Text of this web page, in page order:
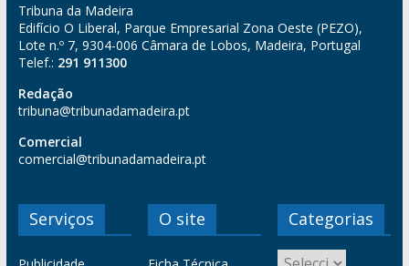
Tribuna da Madeira
Edifício O Liberal, Parque Empresarial Zona Oeste (PEZO),
Lote n.º 7, 9304-006 Câmara de Lobos, Madeira, Portugal
Telef.: 291 911300
Redação
tribuna@tribunadamadeira.pt
Comercial
comercial@tribunadamadeira.pt
Serviços O site Categorias